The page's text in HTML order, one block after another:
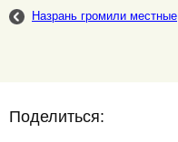
Назрань громили местные
Поделиться: